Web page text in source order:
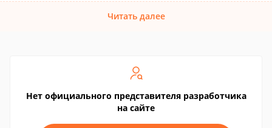
Читать далее
Нет официального представителя разработчика
на сайте